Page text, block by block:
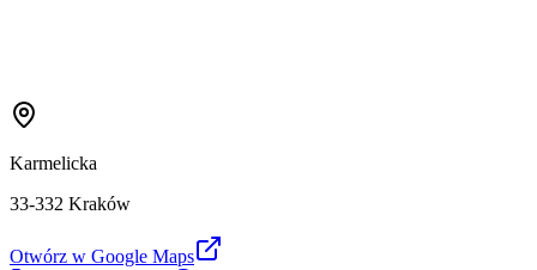
Karmelicka
33-332 Kraków
Otwórz w Google Maps